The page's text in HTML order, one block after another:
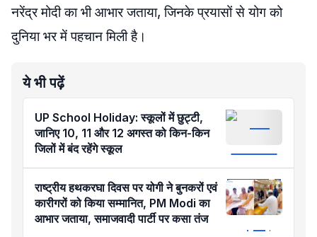
नरेंद्र मोदी का भी आभार जताया, जिनके प्रयासों से योग को
दुनिया भर में पहचान मिली है।
ये भी पढ़ें
UP School Holiday: स्कूलों में छुट्टी,
जानिए 10, 11 और 12 अगस्त को किन-किन
जिलों में बंद रहेंगे स्कूल
राष्ट्रीय हथकरघा दिवस पर योगी ने बुनकरों एवं
कारीगरों को किया सम्मानित, PM Modi का
आभार जताया, समाजवादी पार्टी पर कसा तंज